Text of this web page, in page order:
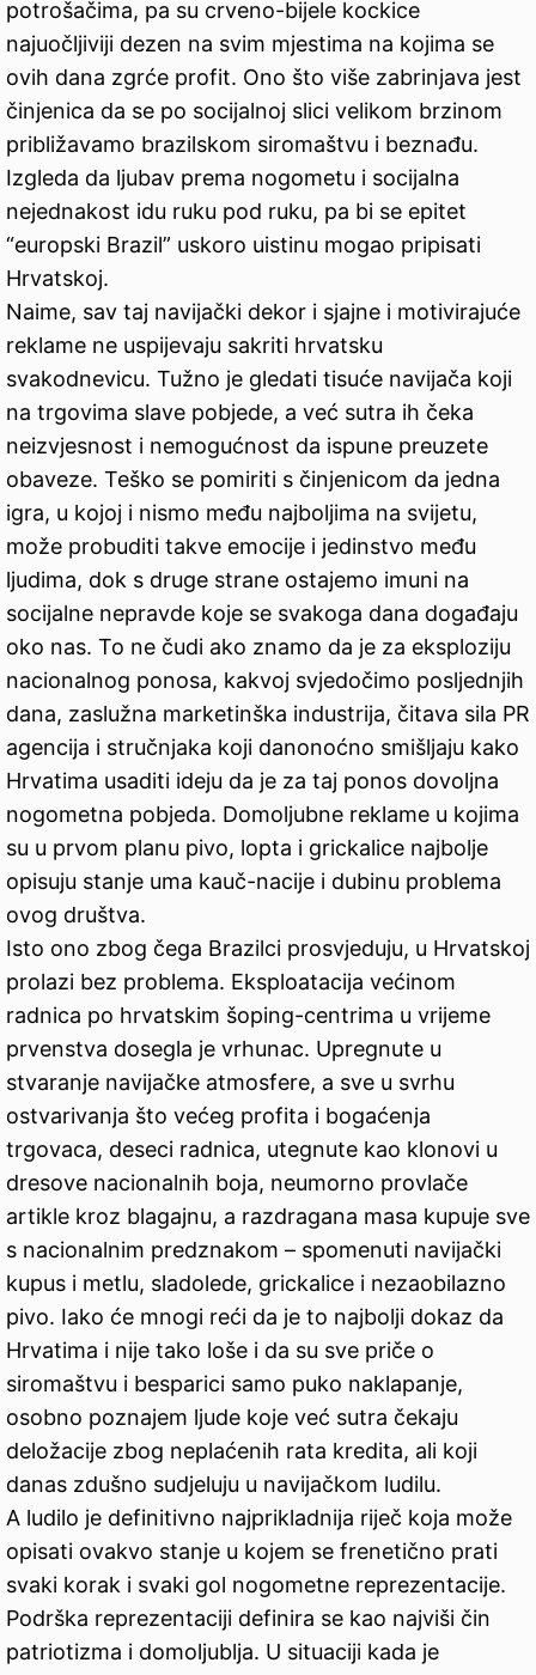
potrošačima, pa su crveno-bijele kockice
najuočljiviji dezen na svim mjestima na kojima se
ovih dana zgrće profit. Ono što više zabrinjava jest
činjenica da se po socijalnoj slici velikom brzinom
približavamo brazilskom siromaštvu i beznađu.
Izgleda da ljubav prema nogometu i socijalna
nejednakost idu ruku pod ruku, pa bi se epitet
“europski Brazil” uskoro uistinu mogao pripisati
Hrvatskoj.
Naime, sav taj navijački dekor i sjajne i motivirajuće
reklame ne uspijevaju sakriti hrvatsku
svakodnevicu. Tužno je gledati tisuće navijača koji
na trgovima slave pobjede, a već sutra ih čeka
neizvjesnost i nemogućnost da ispune preuzete
obaveze. Teško se pomiriti s činjenicom da jedna
igra, u kojoj i nismo među najboljima na svijetu,
može probuditi takve emocije i jedinstvo među
ljudima, dok s druge strane ostajemo imuni na
socijalne nepravde koje se svakoga dana događaju
oko nas. To ne čudi ako znamo da je za eksploziju
nacionalnog ponosa, kakvoj svjedočimo posljednjih
dana, zaslužna marketinška industrija, čitava sila PR
agencija i stručnjaka koji danonoćno smišljaju kako
Hrvatima usaditi ideju da je za taj ponos dovoljna
nogometna pobjeda. Domoljubne reklame u kojima
su u prvom planu pivo, lopta i grickalice najbolje
opisuju stanje uma kauč-nacije i dubinu problema
ovog društva.
Isto ono zbog čega Brazilci prosvjeduju, u Hrvatskoj
prolazi bez problema. Eksploatacija većinom
radnica po hrvatskim šoping-centrima u vrijeme
prvenstva dosegla je vrhunac. Upregnute u
stvaranje navijačke atmosfere, a sve u svrhu
ostvarivanja što većeg profita i bogaćenja
trgovaca, deseci radnica, utegnute kao klonovi u
dresove nacionalnih boja, neumorno provlače
artikle kroz blagajnu, a razdragana masa kupuje sve
s nacionalnim predznakom – spomenuti navijački
kupus i metlu, sladolede, grickalice i nezaobilazno
pivo. Iako će mnogi reći da je to najbolji dokaz da
Hrvatima i nije tako loše i da su sve priče o
siromaštvu i besparici samo puko naklapanje,
osobno poznajem ljude koje već sutra čekaju
deložacije zbog neplaćenih rata kredita, ali koji
danas zdušno sudjeluju u navijačkom ludilu.
A ludilo je definitivno najprikladnija riječ koja može
opisati ovakvo stanje u kojem se frenetično prati
svaki korak i svaki gol nogometne reprezentacije.
Podrška reprezentaciji definira se kao najviši čin
patriotizma i domoljublja. U situaciji kada je